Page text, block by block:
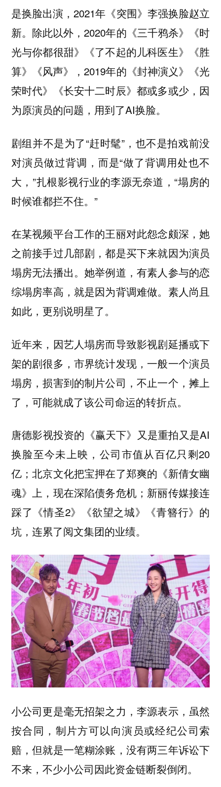
是换脸出演，2021年《突围》李强换脸赵立
新。除此以外，2020年的《三千鸦杀》《时
光与你都很甜》《了不起的儿科医生》《胜
算》《风声》，2019年的《封神演义》《光
荣时代》《长安十二时辰》都或多或少，因
为原演员的问题，用到了AI换脸。
剧组并不是为了“赶时髦”，也不是拍戏前没
对演员做过背调，而是“做了背调用处也不
大，”扎根影视行业的李源无奈道，“塌房的
时候谁都拦不住。”
在某视频平台工作的王丽对此怨念颇深，她
之前接手过几部剧，都是买下来就因为演员
塌房无法播出。她举例道，有素人参与的恋
综塌房率高，就是因为背调难做。素人尚且
如此，更别说明星了。
近年来，因艺人塌房而导致影视剧延播或下
架的剧很多，市界统计发现，一般一个演员
塌房，损害到的制片公司，不止一个，摊上
了，可能就成了该公司命运的转折点。
唐德影视投资的《赢天下》又是重拍又是AI
换脸至今未上映，公司市值从百亿只剩20
亿；北京文化把宝押在了郑爽的《新倩女幽
魂》上，现在深陷债务危机；新丽传媒接连
踩了《情圣2》《欲望之城》《青簪行》的
坑，连累了阅文集团的业绩。
小公司更是毫无招架之力，李源表示， 虽然
按合同，制片方可以向演员或经纪公司索
赔，但就是一笔糊涂账，没有两三年诉讼下
不来，不少小公司因此资金链断裂倒闭。